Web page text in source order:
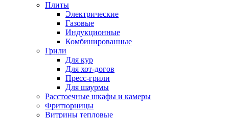
Плиты
Электрические
Газовые
Индукционные
Комбинированные
Грили
Для кур
Для хот-догов
Пресс-грили
Для шаурмы
Расстоечные шкафы и камеры
Фритюрницы
Витрины тепловые